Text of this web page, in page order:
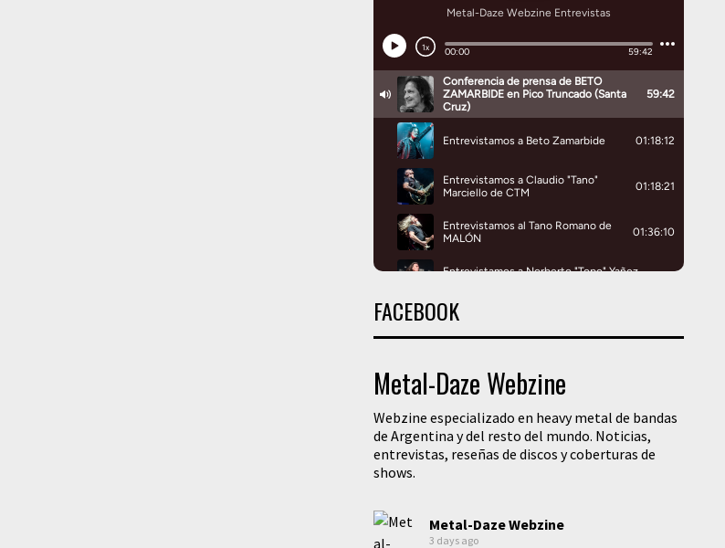
FACEBOOK
Metal-Daze Webzine
Webzine especializado en heavy metal de bandas
de Argentina y del resto del mundo. Noticias,
entrevistas, reseñas de discos y coberturas de
shows.
Metal-Daze Webzine
3 days ago